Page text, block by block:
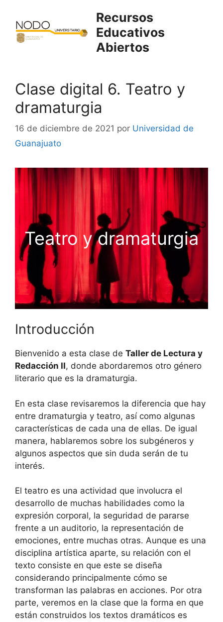
contenido
Recursos
Educativos
Abiertos
Clase digital 6. Teatro y
dramaturgia
16 de diciembre de 2021 por Universidad de
Guanajuato
Teatro y dramaturgia
Introducción
Bienvenido a esta clase de Taller de Lectura y
Redacción II, donde abordaremos otro género
literario que es la dramaturgia.
En esta clase revisaremos la diferencia que hay
entre dramaturgia y teatro, así como algunas
características de cada una de ellas. De igual
manera, hablaremos sobre los subgéneros y
algunos aspectos que sin duda serán de tu
interés.
El teatro es una actividad que involucra el
desarrollo de muchas habilidades como la
expresión corporal, la seguridad de pararse
frente a un auditorio, la representación de
emociones, entre muchas otras. Aunque es una
disciplina artística aparte, su relación con el
texto consiste en que este se diseña
considerando principalmente cómo se
transforman las palabras en acciones. Por otra
parte, veremos en la clase que la forma en que
están construidos los textos dramáticos es